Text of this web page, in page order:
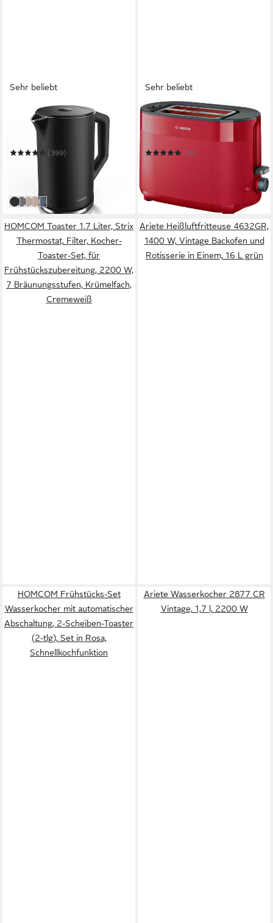
Sehr beliebt
ARENDO
Wasserkocher aus Edelstahl,
Temperatureinstellung 40°–
100°C mit Anzeige,
Doppelwand
(399)
54,90 €
in 2-3 Werktagen bei dir
schwarz
vulkangrau
beigekupferfarben
blau mattweitere Farben:
Sehr beliebt
BOSCH
Toaster MyMoment
(45)
in 4-5 Werktagen bei dir
HOMCOM Toaster 1.7 Liter, Strix
Thermostat, Filter, Kocher-
Toaster-Set, für
Frühstückszubereitung, 2200 W,
7 Bräunungsstufen, Krümelfach,
Cremeweiß
Ariete Heißluftfritteuse 4632GR,
1400 W, Vintage Backofen und
Rotisserie in Einem, 16 L grün
HOMCOM Frühstücks-Set
Wasserkocher mit automatischer
Abschaltung, 2-Scheiben-Toaster
(2-tlg), Set in Rosa,
Schnellkochfunktion
Ariete Wasserkocher 2877 CR
Vintage, 1,7 l, 2200 W